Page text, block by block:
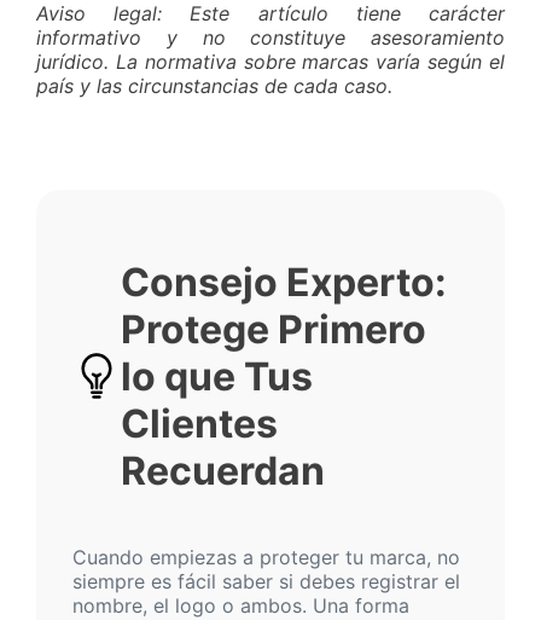
Aviso legal: Este artículo tiene carácter
informativo y no constituye asesoramiento
jurídico. La normativa sobre marcas varía según el
país y las circunstancias de cada caso.
Consejo Experto:
Protege Primero
lo que Tus
Clientes
Recuerdan
Cuando empiezas a proteger tu marca, no
siempre es fácil saber si debes registrar el
nombre, el logo o ambos. Una forma